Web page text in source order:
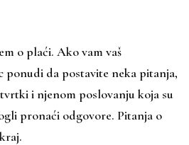
o plaći. Ako vam vaš
ponudi da postavite neka pitanja,
i njenom poslovanju koja su
pronaći odgovore. Pitanja o